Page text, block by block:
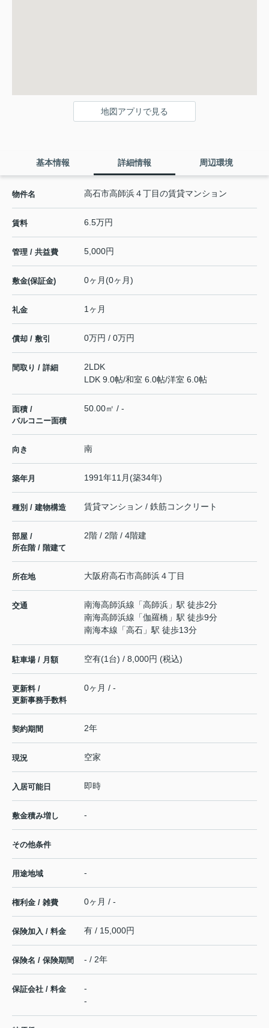
地図アプリで見る
基本情報 詳細情報 周辺環境
物件名 高石市高師浜４丁目の賃貸マンション
賃料 6.5万円
管理 / 共益費 5,000円
敷金(保証金) 0ヶ月(0ヶ月)
礼金 1ヶ月
償却 / 敷引 0万円 / 0万円
間取り / 詳細
2LDK
LDK 9.0帖/和室 6.0帖/洋室 6.0帖
面積 /
バルコニー面積
50.00㎡ / -
向き 南
築年月 1991年11月(築34年)
種別 / 建物構造 賃貸マンション / 鉄筋コンクリート
部屋 /
所在階 / 階建て
2階 / 2階 / 4階建
所在地 大阪府高石市高師浜４丁目
交通 南海高師浜線 「高師浜 」駅 徒歩2分
南海高師浜線 「伽羅橋 」駅 徒歩9分
南海本線 「高石 」駅 徒歩13分
駐車場 / 月額 空有(1台) / 8,000円 (税込)
更新料 /
更新事務手数料
0ヶ月 / -
契約期間 2年
現況 空家
入居可能日 即時
敷金積み増し -
その他条件
用途地域 -
権利金 / 雑費 0ヶ月 / -
保険加入 / 料金 有 / 15,000円
保険名 / 保険期間 - / 2年
保証会社 / 料金
-
-